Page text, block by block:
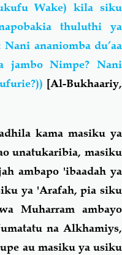
Wake) kila siku
thuluthi ya
ananiomba du’aa
jambo Nimpe? Nani
[Al-Bukhaariy,
kama masiku ya
unatukaribia, masiku
ambapo 'ibaadah ya
ya 'Arafah, pia siku
Muharram ambayo
na Alkhamiys,
au masiku ya usiku